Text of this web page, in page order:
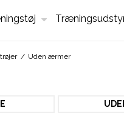
/ Uden ærmer